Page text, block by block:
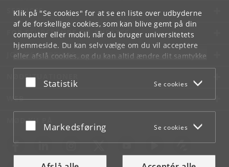
Klik på "Se cookies" for at se en liste over udbyderne
af de forskellige cookies, som kan blive gemt på din
computer eller mobil, når du bruger universitetets
hjemmeside. Du kan selv vælge om du vil acceptere
eller afslå cookies, og du kan altid ændre dit samtykke
underCookie- og privatlivspolitiksom du finder i
bunden af hver side.
Acceptér eller afslå
Statistik Se cookies
Acceptér eller afslå
Markedsføring Se cookies
SERVICES
FOR STUDERENDE OG ANSATTE
JOB OG KARRIERE
NØDSITUATIONER
WEB
MØD KU PÅ